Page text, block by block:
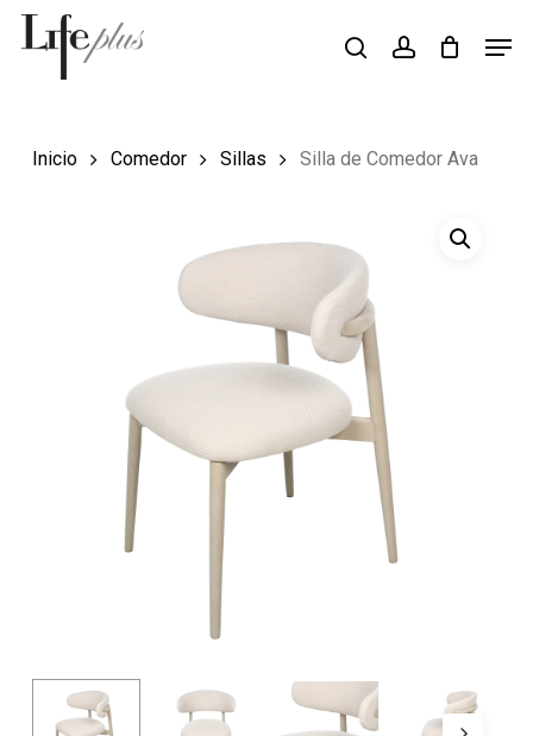
Skip
Búsqueda
productos
searchaccount
Inicio Comedor Sillas Silla de Comedor Ava